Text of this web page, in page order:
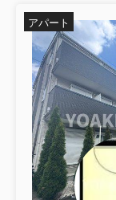
アパート